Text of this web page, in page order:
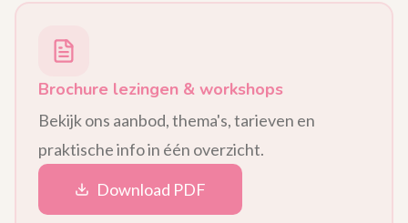
Brochure lezingen & workshops
Bekijk ons aanbod, thema's, tarieven en
praktische info in één overzicht.
Download PDF